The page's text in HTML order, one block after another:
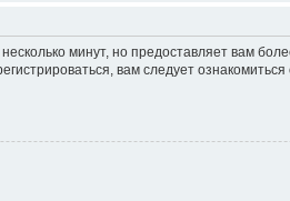
минут, но предоставляет вам
вам следует